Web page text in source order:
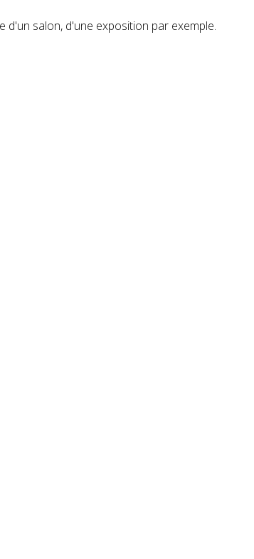
d'un salon, d'une exposition par exemple.